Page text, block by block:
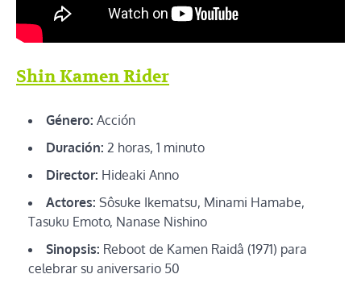
Shin Kamen Rider
Género: Acción
Duración: 2 horas, 1 minuto
Director: Hideaki Anno
Actores: Sôsuke Ikematsu, Minami Hamabe,
Tasuku Emoto, Nanase Nishino
Sinopsis: Reboot de Kamen Raidâ (1971) para
celebrar su aniversario 50